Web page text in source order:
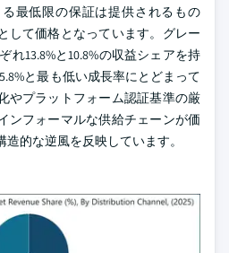
最低限の保証は提供されるもの
して価格となっています。グレー
れ13.8%と10.8%の収益シェアを持
と最も低い成長率にとどまって
やプラットフォーム認証基準の厳
ンフォーマルな供給チェーンが価
的な逆風を反映しています。